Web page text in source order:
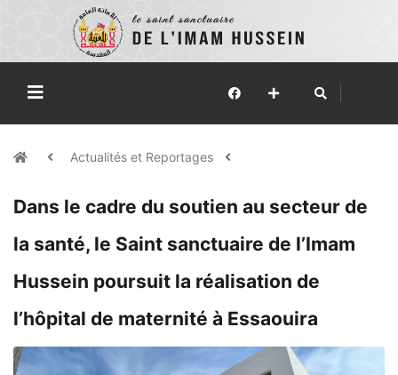
Actualités et Reportages
Dans le cadre du soutien au secteur de
la santé, le Saint sanctuaire de l’Imam
Hussein poursuit la réalisation de
l’hôpital de maternité à Essaouira